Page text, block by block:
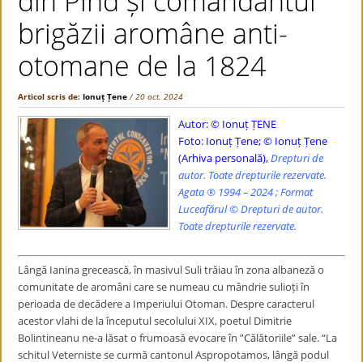
brigăzii aromâne anti-
otomane de la 1824
Articol scris de:Ionuț Țene / 20 oct. 2024
Autor: © Ionuț ȚENE
Foto: Ionuț Țene; © Ionuț Țene
(Arhiva personală),Drepturi de
autor. Toate drepturile rezervate.
Agata ® 1994 – 2024 ; Format
Luceafărul © Drepturi de autor.
Toate drepturile rezervate.
Lângă Ianina grecească, în masivul Suli trăiau în zona albaneză o
comunitate de aromâni care se numeau cu mândrie sulioți în
perioada de decădere a Imperiului Otoman. Despre caracterul
acestor vlahi de la începutul secolului XIX, poetul Dimitrie
Bolintineanu ne-a lăsat o frumoasă evocare în ”Călătoriile” sale. “La
schitul Veterniste se curmă cantonul Aspropotamos, lângă podul